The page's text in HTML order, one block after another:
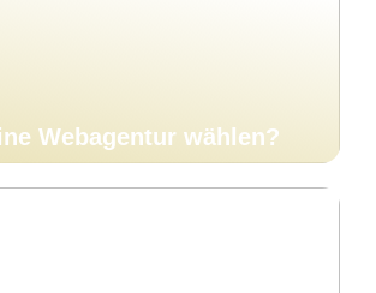
Webagentur wählen?